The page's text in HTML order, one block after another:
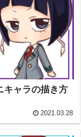
キャラの描き方
2021.03.28